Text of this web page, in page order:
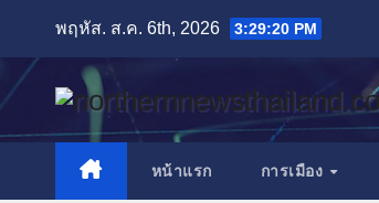
content
พฤหัส. ส.ค. 6th, 2026 3:29:22 PM
หน้าแรก การเมือง